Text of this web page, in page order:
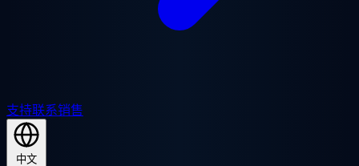
支持联系销售
中文